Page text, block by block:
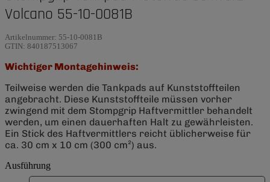
Volcano 55-10-0081B
Artikelnummer: 55-10-0081B
GTIN: 840187513067
Wichtiger Montagehinweis:
Teilweise werden die Tankpads auf Kunststoffteilen
angebracht. Diese Kunststoffteile müssen vorher
zwingend mit dem Stompgrip Haftvermittler behandelt
werden, um einen dauerhaften Halt zu gewährleisten.
Ein Stick des Haftvermittlers reicht üblicherweise für
ca. 30 cm x 10 cm (300 cm²) aus.
Ausführung